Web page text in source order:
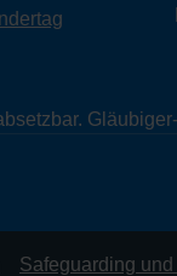
Safeguarding